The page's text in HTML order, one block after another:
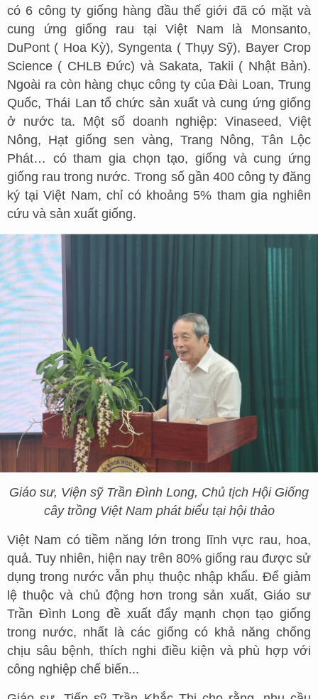
có 6 công ty giống hàng đầu thế giới đã có mặt và
cung ứng giống rau tại Việt Nam là Monsanto,
DuPont ( Hoa Kỳ), Syngenta ( Thụy Sỹ), Bayer Crop
Science ( CHLB Đức) và Sakata, Takii ( Nhật Bản).
Ngoài ra còn hàng chục công ty của Đài Loan, Trung
Quốc, Thái Lan tổ chức sản xuất và cung ứng giống
ở nước ta. Một số doanh nghiệp: Vinaseed, Việt
Nông, Hạt giống sen vàng, Trang Nông, Tân Lộc
Phát… có tham gia chọn tạo, giống và cung ứng
giống rau trong nước. Trong số gần 400 công ty đăng
ký tại Việt Nam, chỉ có khoảng 5% tham gia nghiên
cứu và sản xuất giống.
Giáo sư, Viện sỹ Trần Đình Long, Chủ tịch Hội Giống
cây trồng Việt Nam phát biểu tại hội thảo
Việt Nam có tiềm năng lớn trong lĩnh vực rau, hoa,
quả. Tuy nhiên, hiện nay trên 80% giống rau được sử
dụng trong nước vẫn phụ thuộc nhập khẩu. Để giảm
lệ thuộc và chủ động hơn trong sản xuất, Giáo sư
Trần Đình Long đề xuất đẩy mạnh chọn tạo giống
trong nước, nhất là các giống có khả năng chống
chịu sâu bệnh, thích nghi điều kiện và phù hợp với
công nghiệp chế biến...